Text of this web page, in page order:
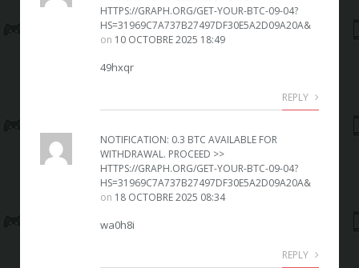
HTTPS://GRAPH.ORG/GET-YOUR-BTC-09-04?
HS=31969C7A737B27497DF30E5A2D09A20A&
on 10 OCTOBRE 2025 18:49
49hxqr
REPLY
NOTIFICATION: 0.3 BTC AVAILABLE FOR
WITHDRAWAL. PROCEED >>
HTTPS://GRAPH.ORG/GET-YOUR-BTC-09-04?
HS=31969C7A737B27497DF30E5A2D09A20A&
on 18 OCTOBRE 2025 08:34
wa0h8i
REPLY